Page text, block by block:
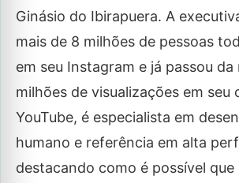
Ginásio do Ibirapuera. A
mais de 8 milhões de pessoas
em seu Instagram e já passou da
milhões de visualizações em seu
YouTube, é especialista em
humano e referência em alta
destacando como é possível que